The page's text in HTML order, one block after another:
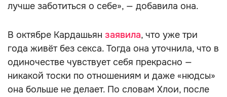
лучше заботиться о себе», — добавила она.
В октябре Кардашьян заявила, что уже три
года живёт без секса. Тогда она уточнила, что в
одиночестве чувствует себя прекрасно —
никакой тоски по отношениям и даже «нюдсы»
она больше не делает. По словам Хлои, после